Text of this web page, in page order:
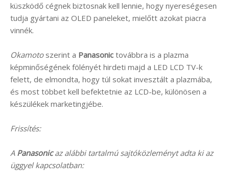
küszködő cégnek biztosnak kell lennie, hogy nyereségesen
tudja gyártani az OLED paneleket, mielőtt azokat piacra
vinnék.
Okamotoszerint a Panasonic továbbra is a plazma
képminőségének fölényét hirdeti majd a LED LCD TV-k
felett, de elmondta, hogy túl sokat invesztált a plazmába,
és most többet kell befektetnie az LCD-be, különösen a
készülékek marketingjébe.
Frissítés:
A Panasonicaz alábbi tartalmú sajtóközleményt adta ki az
üggyel kapcsolatban: